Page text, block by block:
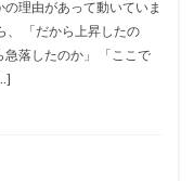
理由があって動いていま
、 「だから上昇したの
落したのか」 「ここで